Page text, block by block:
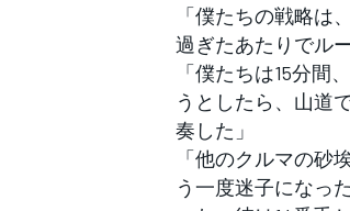
「僕たちの戦略は
過ぎたあたりでル
「僕たちは15分
うとしたら、山道
奏した」
「他のクルマの砂
う一度迷子になっ